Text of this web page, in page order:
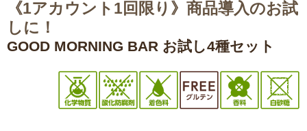
《1アカウント1回限り》商品導入のお試
しに！
GOOD MORNING BAR お試し4種セット